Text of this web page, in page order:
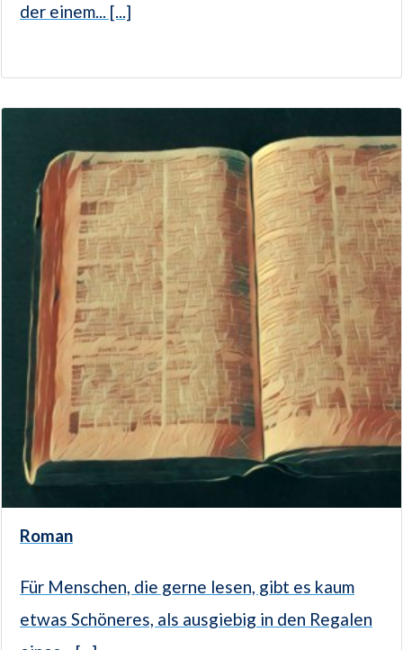
der einem... [...]
Roman
Für Menschen, die gerne lesen, gibt es kaum
etwas Schöneres, als ausgiebig in den Regalen